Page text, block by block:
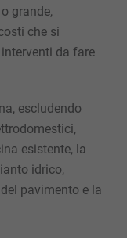
grande,
che si
da fare
escludendo
esistente, la
idrico,
pavimento e la